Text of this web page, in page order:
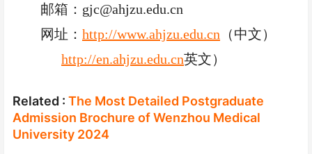
邮箱： gjc@ahjzu.edu.cn
网址： http://www.ahjzu.edu.cn （中文）
http://en.ahjzu.edu.cn英文）
Related : The Most Detailed Postgraduate
Admission Brochure of Wenzhou Medical
University 2024